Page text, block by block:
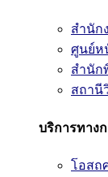
สำนัก
ศูนย์ห
สำนัก
สถานี
บริการทาง
โอสถ